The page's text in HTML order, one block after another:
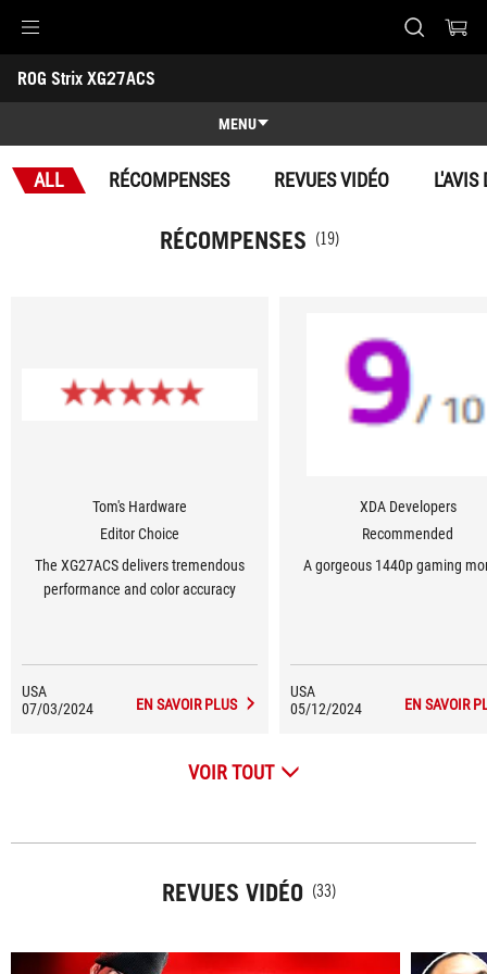
Accessibility links
Aller au contenu
Accessibilité
Aller au Menu
Footer ASUS
ROG Strix XG27ACS
-
MENU
Caractéristiques
ALL RÉCOMPENSES REVUES VIDÉO L'AVIS
RÉCOMPENSES (19)
Tom's Hardware
Editor Choice
The XG27ACS delivers tremendous
performance and color accuracy
USA
07/03/2024
EN SAVOIR PLUS
XDA Developers
Recommended
A gorgeous 1440p gaming
USA
05/12/2024
EN SAVOIR
VOIR TOUT
REVUES VIDÉO (33)